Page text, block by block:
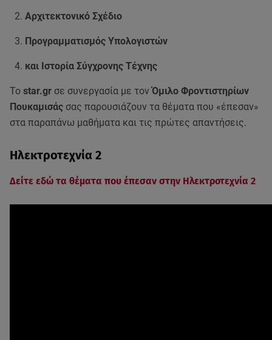
Αρχιτεκτονικό Σχέδιο
Προγραμματισμός Υπολογιστών
και Ιστορία Σύγχρονης Τέχνης
Το star.gr σε συνεργασία με τονΌμιλο Φροντιστηρίων
Πουκαμισάς σας παρουσιάζουν τα θέματα που «έπεσαν»
στα παραπάνω μαθήματα και τις πρώτες απαντήσεις.
Ηλεκτροτεχνία 2
Δείτε εδώ τα θέματα που έπεσαν στην Ηλεκτροτεχνία 2